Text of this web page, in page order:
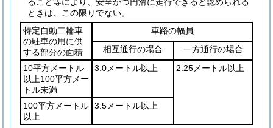
ときは、この限りでない。
特定自動二輪車
の駐車の用に供
する部分の面積
車路の幅員
相互通行の場合
一方通行の場合
10平方メートル
以上100平方メー
トル未満
3.0メートル以上 2.25メートル以上
100平方メートル
以上
3.5メートル以上